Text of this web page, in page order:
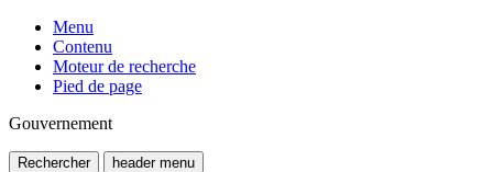
Menu
Contenu
Moteur de recherche
Pied de page
Gouvernement
Rechercher header menu